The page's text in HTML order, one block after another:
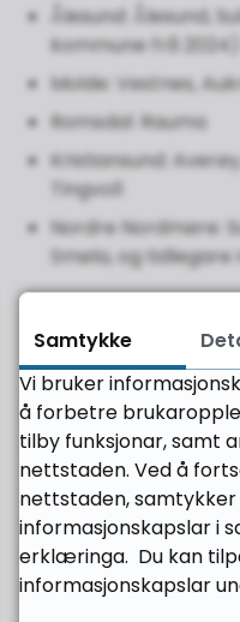
Ålesund: Ålesund,
kommune frå 2024)
Molde: Vestnes,
Romsdal: Rauma
Kristiansund:
Tingvoll
Nordre Nordmøre:
Smøla, og tidlegare
Vinje
Orkdal
Orkanger
Trondeim
Vormstad
Storås
Lønsetdalen
Samtykke
Vi bruker
å forbetre
tilby funksjonar, samt
nettstaden. Ved å
nettstaden,
informasjonskapslar i
erklæringa. Du kan
informasjonskapslar